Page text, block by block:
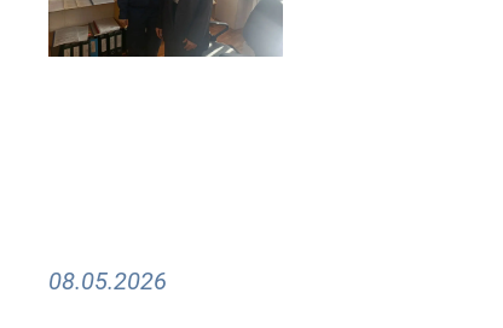
08.05.2026